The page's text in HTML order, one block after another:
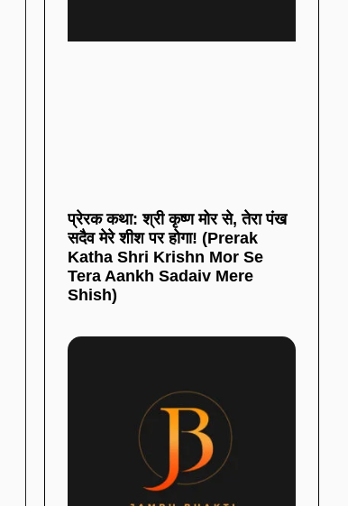
प्रेरक कथा: श्री कृष्ण मोर से, तेरा पंख
सदैव मेरे शीश पर होगा! (Prerak
Katha Shri Krishn Mor Se
Tera Aankh Sadaiv Mere
Shish)